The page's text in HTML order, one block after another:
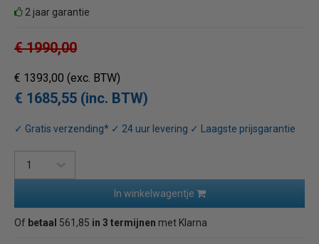
2 jaar garantie
€ 1990,00
€ 1393,00 (exc. BTW)
€ 1685,55 (inc. BTW)
✓ Gratis verzending* ✓ 24 uur levering ✓ Laagste prijsgarantie
In winkelwagentje
Of betaal 561,85 in 3 termijnen met Klarna